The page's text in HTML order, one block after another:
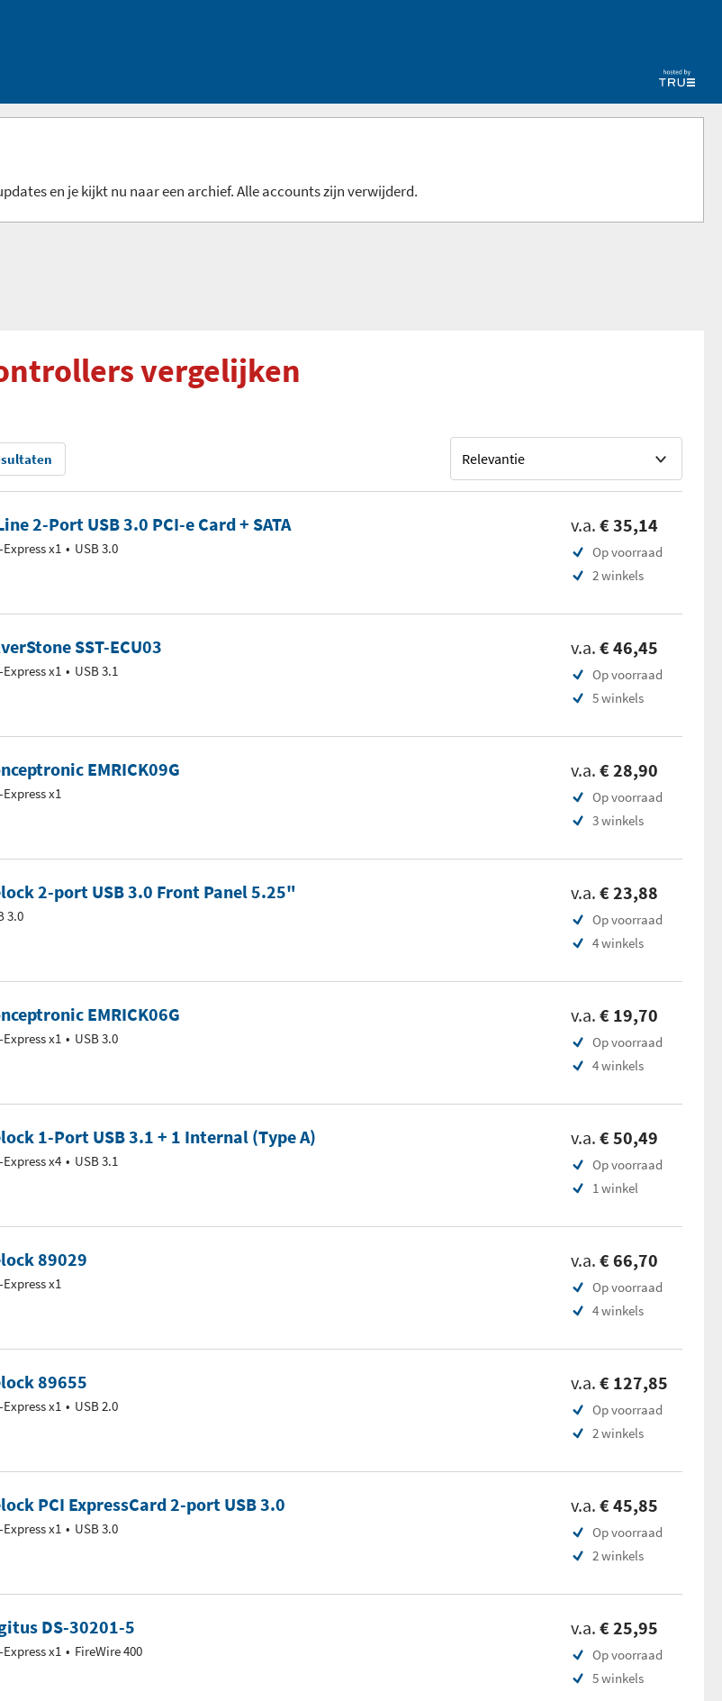
en je kijkt nu naar een archief. Alle accounts zijn verwijderd.
vergelijken
2-Port USB 3.0 PCI-e Card + SATA
Express x1 USB 3.0
v.a. € 35,14
Op voorraad
2 winkels
SST-ECU03
Express x1 USB 3.1
v.a. € 46,45
Op voorraad
5 winkels
EMRICK09G
Express x1
v.a. € 28,90
Op voorraad
3 winkels
2-port USB 3.0 Front Panel 5.25"
3.0
v.a. € 23,88
Op voorraad
4 winkels
EMRICK06G
Express x1 USB 3.0
v.a. € 19,70
Op voorraad
4 winkels
1-Port USB 3.1 + 1 Internal (Type A)
Express x4 USB 3.1
v.a. € 50,49
Op voorraad
1 winkel
89029
Express x1
v.a. € 66,70
Op voorraad
4 winkels
89655
Express x1 USB 2.0
v.a. € 127,85
Op voorraad
2 winkels
PCI ExpressCard 2-port USB 3.0
Express x1 USB 3.0
v.a. € 45,85
Op voorraad
2 winkels
DS-30201-5
Express x1 FireWire 400
v.a. € 25,95
Op voorraad
5 winkels